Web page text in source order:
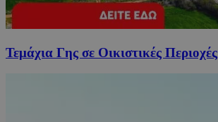
Τεμάχια Γης σε Οικιστικές Περιοχές